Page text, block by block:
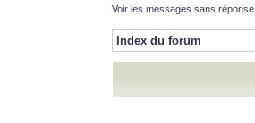
Voir les messages sans réponse
Index du forum